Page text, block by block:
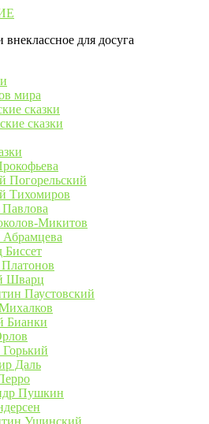
для досуга
мира
сказки
сказки
Погорельский
Тихомиров
Павлова
Микитов
Абрамцева
Биссет
Шварц
Паустовский
Бианки
Даль
Пушкин
Ушинский